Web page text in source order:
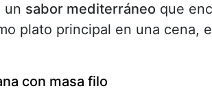
un sabor mediterráneo que
plato principal en una cena,
con masa filo